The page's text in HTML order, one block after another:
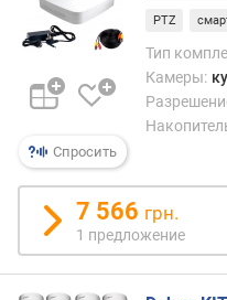
ш
т
)
H
M
I
(
ш
т
)
Спросить
камеры8
камер
PTZ
Тип
Камеры:
7 566 грн.
1 предложение